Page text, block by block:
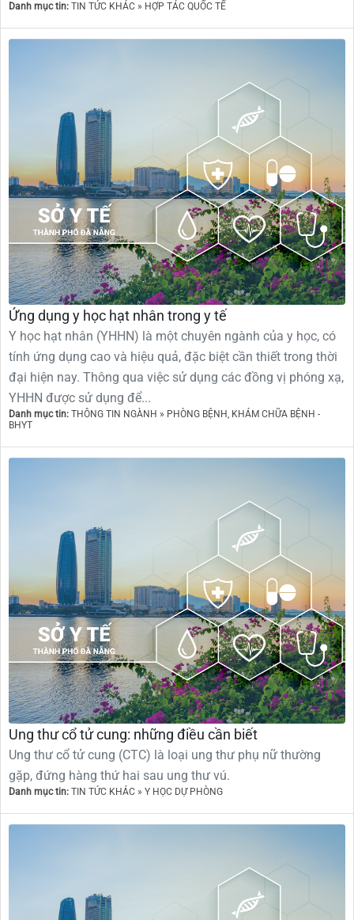
Danh mục tin: TIN TỨC KHÁC » HỢP TÁC QUỐC TẾ
Ứng dụng y học hạt nhân trong y tế
Y học hạt nhân (YHHN) là một chuyên ngành của y học, có
tính ứng dụng cao và hiệu quả, đặc biệt cần thiết trong thời
đại hiện nay. Thông qua việc sử dụng các đồng vị phóng xạ,
YHHN được sử dụng để...
Danh mục tin: THÔNG TIN NGÀNH » PHÒNG BỆNH, KHÁM CHỮA BỆNH -
BHYT
Ung thư cổ tử cung: những điều cần biết
Ung thư cổ tử cung (CTC) là loại ung thư phụ nữ thường
gặp, đứng hàng thứ hai sau ung thư vú.
Danh mục tin: TIN TỨC KHÁC » Y HỌC DỰ PHÒNG